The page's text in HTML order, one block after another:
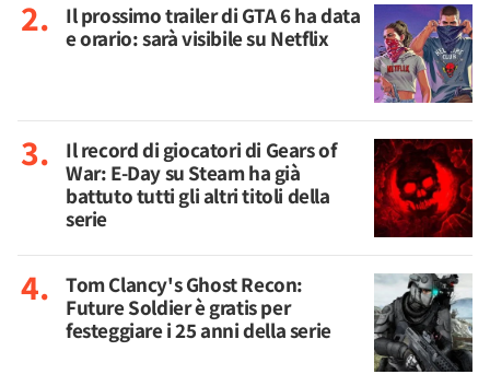
Il prossimo trailer di GTA 6 ha data
e orario: sarà visibile su Netflix
Il record di giocatori di Gears of
War: E-Day su Steam ha già
battuto tutti gli altri titoli della
serie
Tom Clancy's Ghost Recon:
Future Soldier è gratis per
festeggiare i 25 anni della serie